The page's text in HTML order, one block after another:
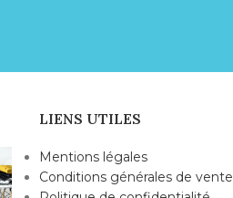
LIENS UTILES
Mentions légales
Conditions générales de vente